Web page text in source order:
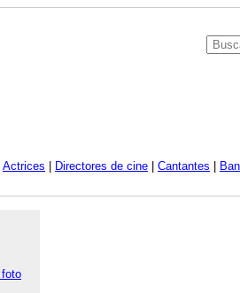
Actrices Directores de cine Cantantes